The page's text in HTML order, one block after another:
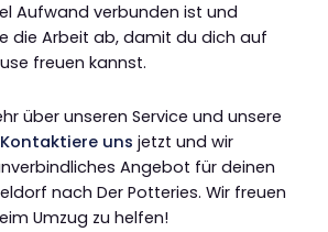
Aufwand verbunden ist und
die Arbeit ab, damit du dich auf
freuen kannst.
über unseren Service und unsere
Kontaktiere uns jetzt und wir
Angebot für deinen
nach Der Potteries. Wir freuen
Umzug zu helfen!